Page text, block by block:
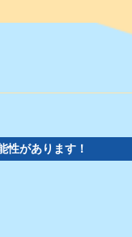
性があります！